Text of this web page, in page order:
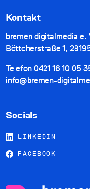
Kontakt
bremen digitalmedia e.
Böttcherstraße 1,
Telefon 0421 16 10 05
info@bremen-
Socials
LINKEDIN
FACEBOOK